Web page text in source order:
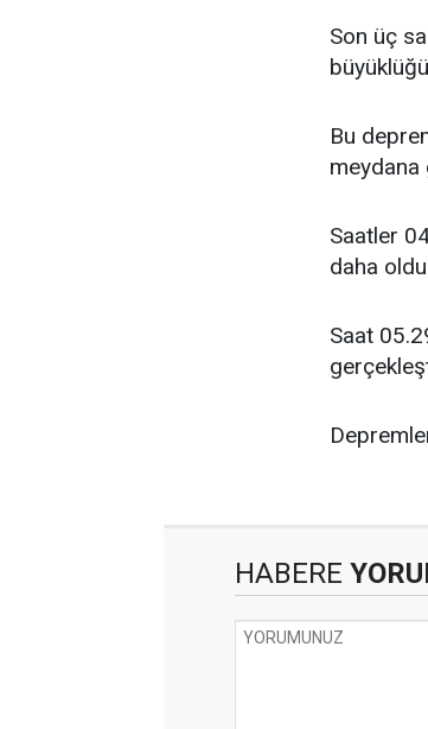
Son üç
Bu
meydana
Saatler
daha
Saat
HABERE